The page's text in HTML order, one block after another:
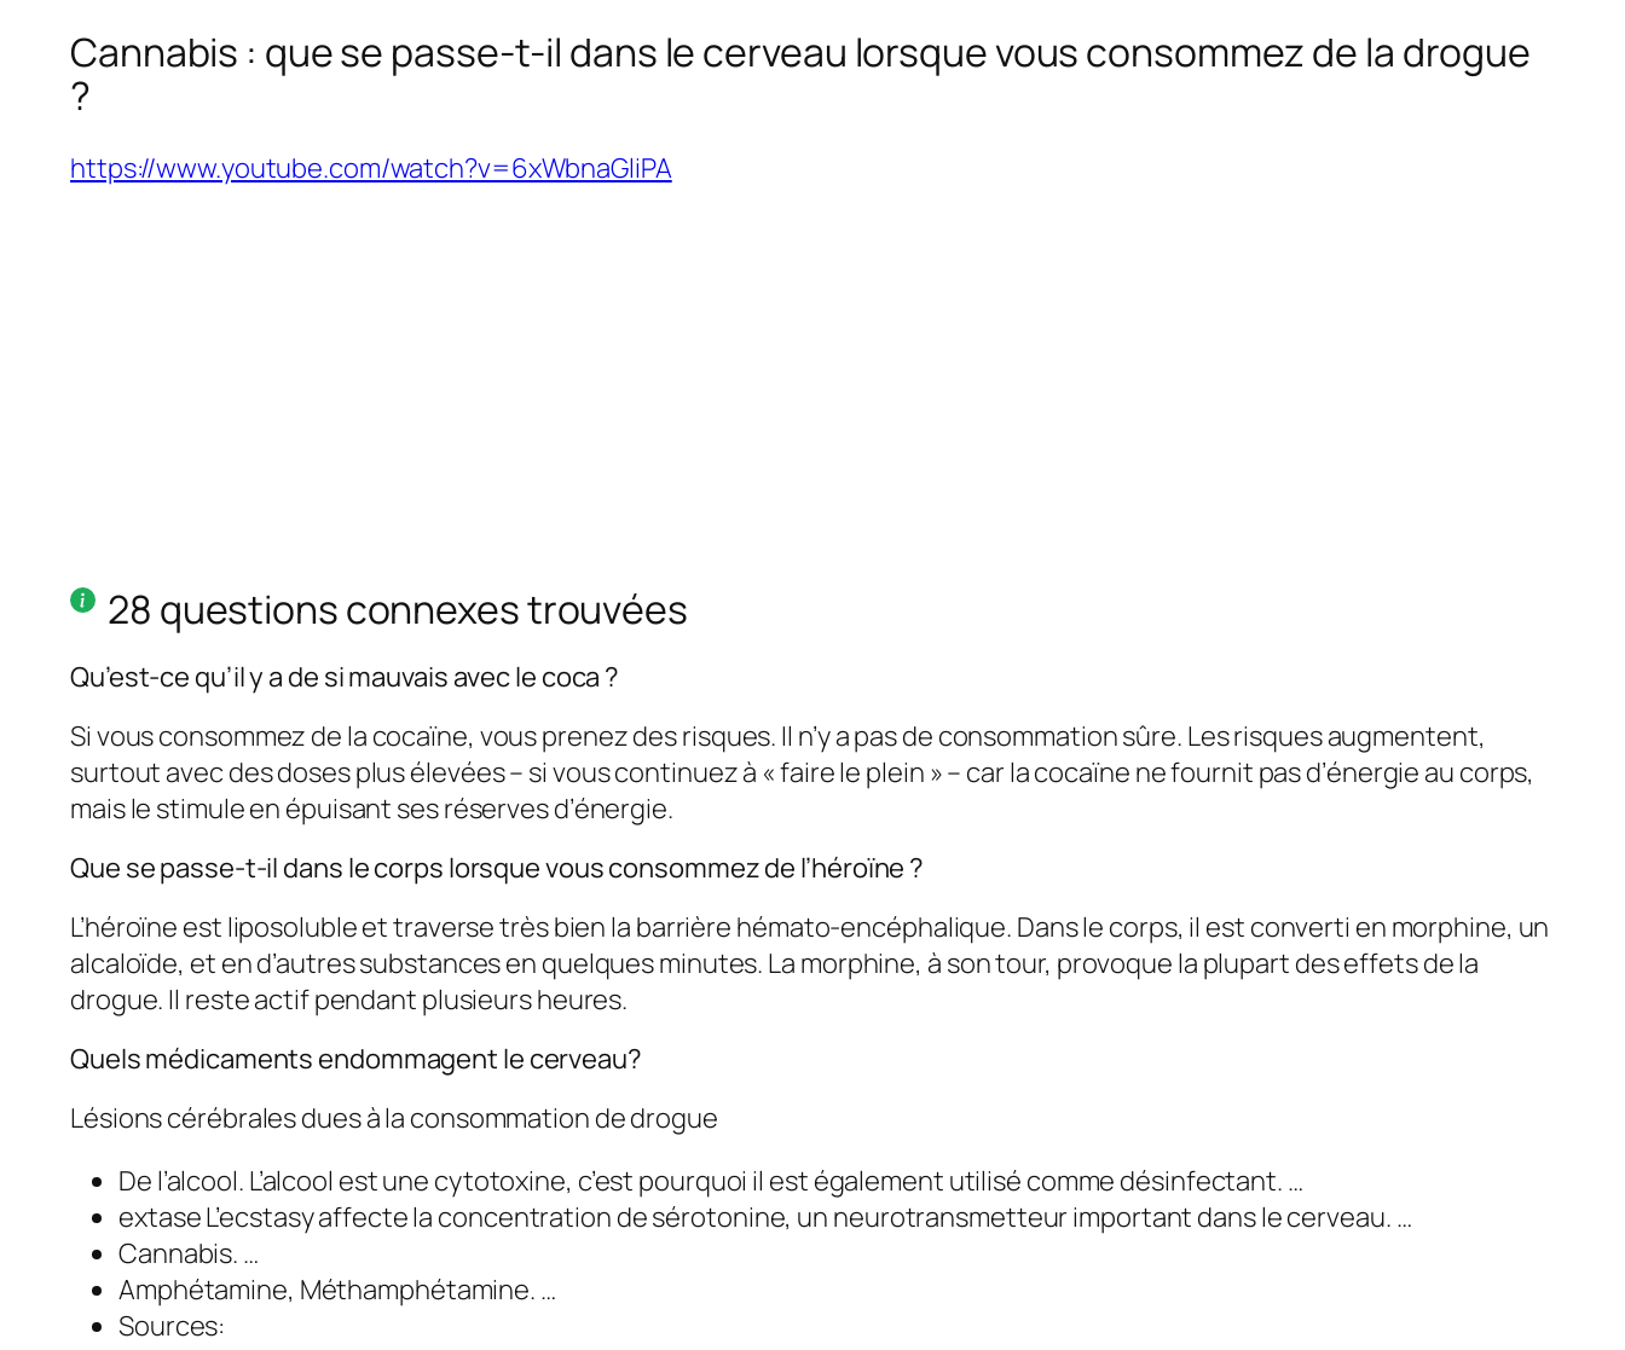
Cannabis : que se passe-t-il dans le cerveau lorsque vous consommez de la drogue
?
https://www.youtube.com/watch?v=6xWbnaGliPA
28 questions connexes trouvées
Qu’est-ce qu’il y a de si mauvais avec le coca ?
Si vous consommez de la cocaïne, vous prenez des risques. Il n’y a pas de consommation sûre. Les risques augmentent,
surtout avec des doses plus élevées – si vous continuez à « faire le plein » – car la cocaïne ne fournit pas d’énergie au corps,
mais le stimule en épuisant ses réserves d’énergie.
Que se passe-t-il dans le corps lorsque vous consommez de l’héroïne ?
L’héroïne est liposoluble et traverse très bien la barrière hémato-​encéphalique. Dans le corps, il est converti en morphine, un
alcaloïde, et en d’autres substances en quelques minutes. La morphine, à son tour, provoque la plupart des effets de la
drogue. Il reste actif pendant plusieurs heures.
Quels médicaments endommagent le cerveau?
Lésions cérébrales dues à la consommation de drogue
De l’alcool. L’alcool est une cytotoxine, c’est pourquoi il est également utilisé comme désinfectant. …
extase L’ecstasy affecte la concentration de sérotonine, un neurotransmetteur important dans le cerveau. …
Cannabis. …
Amphétamine, Méthamphétamine. …
Sources: